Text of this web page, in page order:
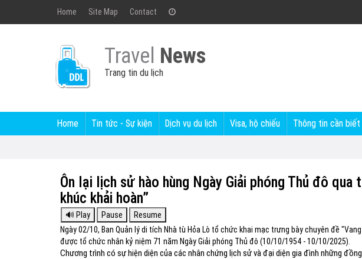
Home Site Map Contact
Travel News
Trang tin du lịch
Home Tin tức - Sự kiện Dịch vụ du lịch Visa, hộ chiếu Thông tin cần biết
Ôn lại lịch sử hào hùng Ngày Giải phóng Thủ đô qua
khúc khải hoàn”
Ngày 02/10, Ban Quản lý di tích Nhà tù Hỏa Lò tổ chức khai mạc trưng bày chuyên đề
được tổ chức nhân kỷ niệm 71 năm Ngày Giải phóng Thủ đô (10/10/1954 - 10/10/2025).
Chương trình có sự hiện diện của các nhân chứng lịch sử và đại diện gia đình những